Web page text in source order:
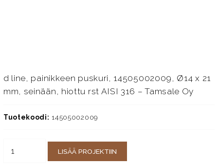
d line, painikkeen puskuri, 14505002009, Ø14 x 21
mm, seinään, hiottu rst AISI 316 – Tamsale Oy
Tuotekoodi: 14505002009
LISÄÄ PROJEKTIIN